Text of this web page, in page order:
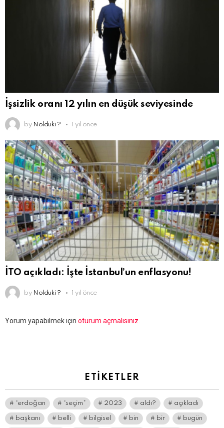
İşsizlik oranı 12 yılın en düşük seviyesinde
by Nolduki ? 1 yıl önce
İTO açıkladı: İşte İstanbul’un enflasyonu!
by Nolduki ? 1 yıl önce
Bir
Yorum yapabilmek için oturum açmalısınız
ETIKETLER
“erdoğan “seçim” 2023 aldı? açıkladı
başkanı belli bilgisel bin bir bugün